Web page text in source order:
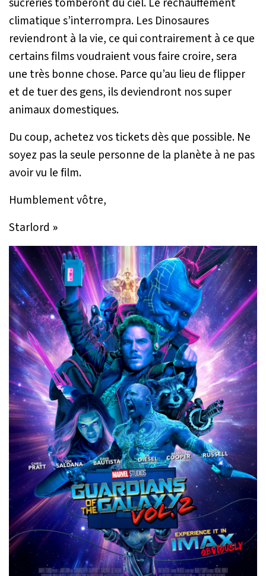
climatique s’interrompra. Les Dinosaures
reviendront à la vie, ce qui contrairement à ce que
certains films voudraient vous faire croire, sera
une très bonne chose. Parce qu’au lieu de flipper
et de tuer des gens, ils deviendront nos super
animaux domestiques.
Du coup, achetez vos tickets dès que possible. Ne
soyez pas la seule personne de la planète à ne pas
avoir vu le film.
Humblement vôtre,
Starlord »